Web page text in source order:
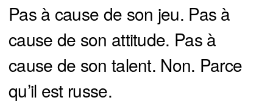
Pas à cause de son jeu. Pas à
cause de son attitude. Pas à
cause de son talent. Non. Parce
qu’il est russe.